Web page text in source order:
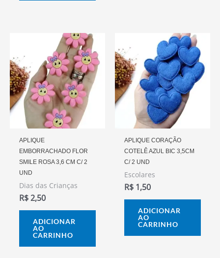
APLIQUE
EMBORRACHADO FLOR
SMILE ROSA 3,6 CM C/ 2
UND
Dias das Crianças
R$2,50
ADICIONAR
AO
CARRINHO
APLIQUE CORAÇÃO
COTELÊ AZUL BIC 3,5CM
C/ 2 UND
Escolares
R$ 1,50
ADICIONAR
AO
CARRINHO